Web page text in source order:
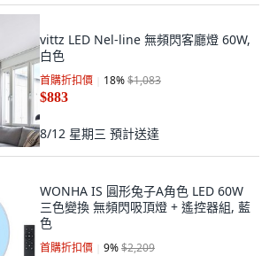
vittz LED Nel-line 無頻閃客廳燈 60W,
白色
首購折扣價 18%$1,083
$883
8/12 星期三 預計送達
WONHA IS 圓形兔子A角色 LED 60W
三色變換 無頻閃吸頂燈 + 遙控器組, 藍
色
首購折扣價 9%$2,209